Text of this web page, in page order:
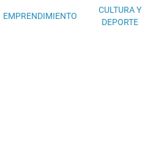
EMPRENDIMIENTO
CULTURA Y
DEPORTE